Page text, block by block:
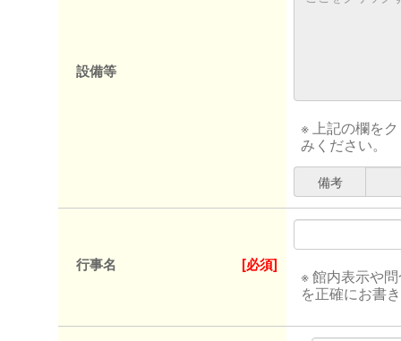
設備等
※ 上記の欄を
みください。
備考
行事名 [必須]
※ 館内表示や
を正確にお書